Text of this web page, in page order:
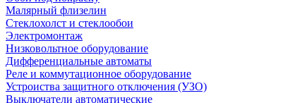
Малярный флизелин
Стеклохолст и стеклообои
Электромонтаж
Низковольтное оборудование
Дифференциальные автоматы
Реле и коммутационное оборудование
Устроиства защитного отключения (УЗО)
Выключатели автоматические